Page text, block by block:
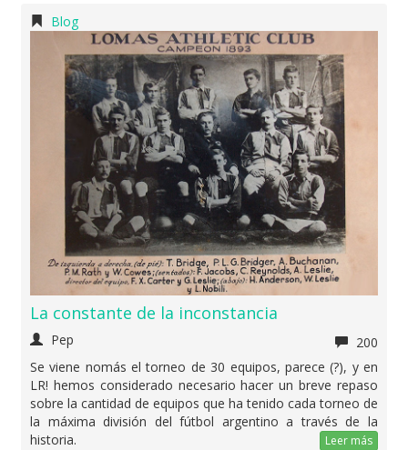
Blog
La constante de la inconstancia
Pep
200
Se viene nomás el torneo de 30 equipos, parece (?), y en
LR! hemos considerado necesario hacer un breve repaso
sobre la cantidad de equipos que ha tenido cada torneo de
la máxima división del fútbol argentino a través de la
historia.
Leer más